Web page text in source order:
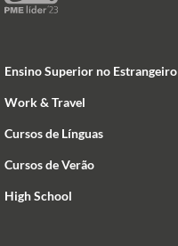
Ensino Superior no Estrangeiro
Work & Travel
Cursos de Línguas
Cursos de Verão
High School